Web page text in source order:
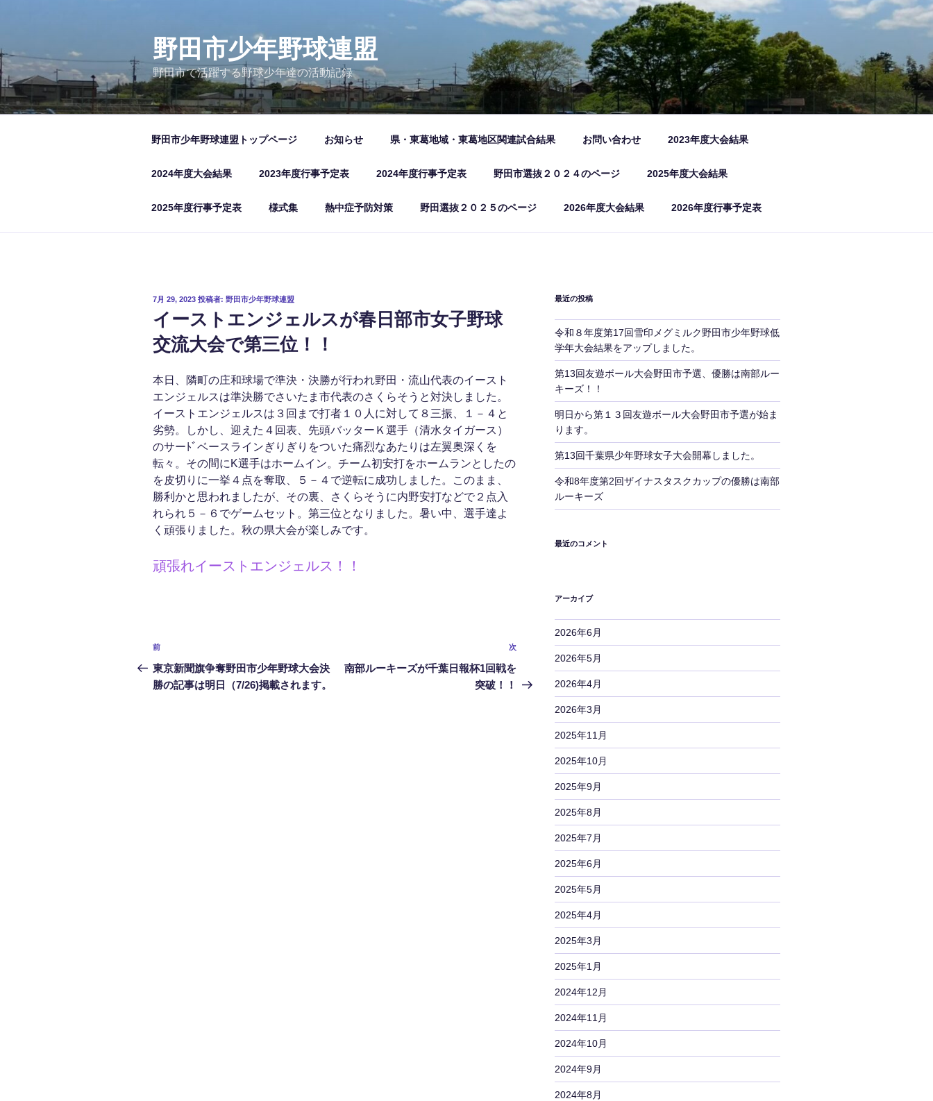
ン
ツ
へ
ス
野田市少年野球連盟
野田市で活躍する野球少年達の活動記録
野田市少年野球連盟トップページ お知らせ 県・東葛地域・東葛地区関連試合結果 お問い合わせ 2023年度大会結果
2024年度大会結果 2023年度行事予定表 2024年度行事予定表 野田市選抜２０２４のページ 2025年度大会結果
2025年度行事予定表 様式集 熱中症予防対策 野田選抜２０２５のページ 2026年度大会結果 2026年度行事予定表
投
日:
7月 29, 2023 投稿者: 野田市少年野球連盟
イーストエンジェルスが春日部市女子野球
交流大会で第三位！！
本日、隣町の庄和球場で準決・決勝が行われ野田・流山代表のイースト
エンジェルスは準決勝でさいたま市代表のさくらそうと対決しました。
イーストエンジェルスは３回まで打者１０人に対して８三振、１－４と
劣勢。しかし、迎えた４回表、先頭バッターＫ選手（清水タイガース）
のサーﾄﾞベースラインぎりぎりをついた痛烈なあたりは左翼奥深くを
転々。その間にK選手はホームイン。チーム初安打をホームランとしたの
を皮切りに一挙４点を奪取、５－４で逆転に成功しました。このまま、
勝利かと思われましたが、その裏、さくらそうに内野安打などで２点入
れられ５－６でゲームセット。第三位となりました。暑い中、選手達よ
く頑張りました。秋の県大会が楽しみです。
頑張れイーストエンジェルス！！
投
稿
ナ
前
の
投
前
東京新聞旗争奪野田市少年野球大会決
勝の記事は明日（7/26)掲載されます。
次
投
次
南部ルーキーズが千葉日報杯1回戦を
突破！！
最近の投稿
令和８年度第17回雪印メグミルク野田市少年野球低
学年大会結果をアップしました。
第13回友遊ボール大会野田市予選、優勝は南部ルー
キーズ！！
明日から第１３回友遊ボール大会野田市予選が始ま
ります。
第13回千葉県少年野球女子大会開幕しました。
令和8年度第2回ザイナスタスクカップの優勝は南部
ルーキーズ
最近のコメント
アーカイブ
2026年6月
2026年5月
2026年4月
2026年3月
2025年11月
2025年10月
2025年9月
2025年8月
2025年7月
2025年6月
2025年5月
2025年4月
2025年3月
2025年1月
2024年12月
2024年11月
2024年10月
2024年9月
2024年8月